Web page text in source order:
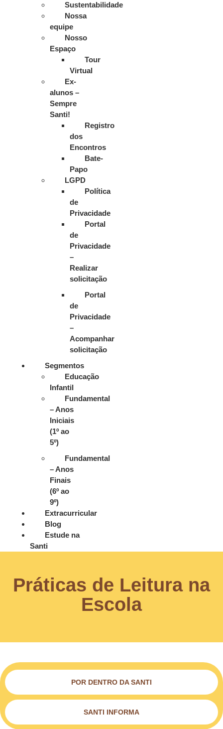
Sustentabilidade
Nossa
equipe
Nosso
Espaço
Tour
Virtual
Ex-
alunos –
Sempre
Santi!
Registro
dos
Encontros
Bate-
Papo
LGPD
Política
de
Privacidade
Portal
de
Privacidade
–
Realizar
solicitação
Portal
de
Privacidade
–
Acompanhar
solicitação
Segmentos
Educação
Infantil
Fundamental
– Anos
Iniciais
(1º ao
5º)
Fundamental
– Anos
Finais
(6º ao
9º)
Extracurricular
Blog
Estude na
Santi
Práticas de Leitura na
Escola
POR DENTRO DA SANTI
SANTI INFORMA